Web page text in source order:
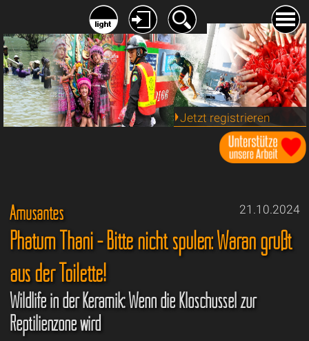
Jetzt registrieren
21.10.2024
Amüsantes
Phatum Thani - Bitte nicht spülen: Waran grüßt
aus der Toilette!
Wildlife in der Keramik: Wenn die Kloschüssel zur
Reptilienzone wird